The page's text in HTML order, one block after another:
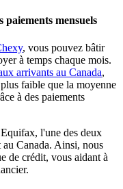
mensuels
, vous pouvez bâtir
à temps chaque mois.
arrivants au Canada,
faible que la moyenne
à des paiements
l'une des deux
Canada. Ainsi, nous
de crédit, vous aidant à